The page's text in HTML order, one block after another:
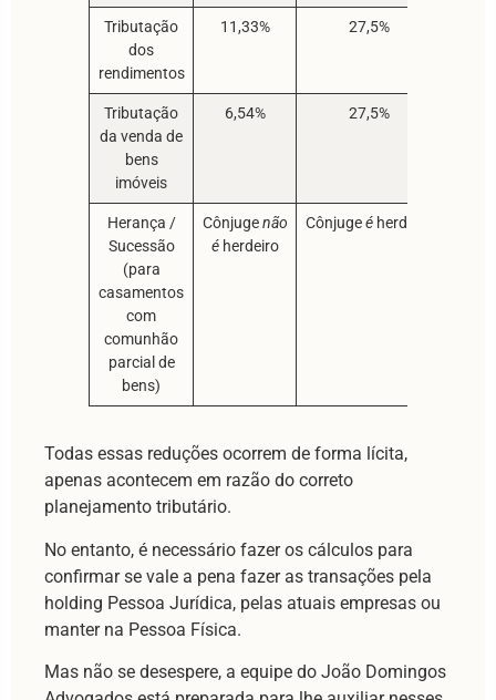
Tributação
dos
rendimentos
11,33% 27,5%
Tributação
da venda de
bens
imóveis
6,54% 27,5%
Herança /
Sucessão
(para
casamentos
com
comunhão
parcial de
bens)
Cônjugenão
éherdeiro
Cônjugeéherdeiro
Todas essas reduções ocorrem de forma lícita,
apenas acontecem em razão do correto
planejamento tributário.
No entanto, é necessário fazer os cálculos para
confirmar se vale a pena fazer as transações pela
holding Pessoa Jurídica, pelas atuais empresas ou
manter na Pessoa Física.
Mas não se desespere, a equipe do João Domingos